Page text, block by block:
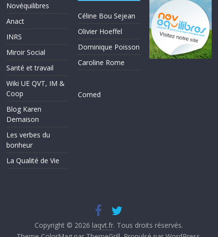
Novéquilibres
Anact
INRS
Miroir Social
Santé et travail
Wiki UE QVT, IM &
Coop
Blog Karen
Demaison
Les verbes du
bonheur
La Qualité de Vie
Céline Bou Sejean
Olivier Hoeffel
Dominique Poisson
Caroline Rome
Comed
Copyright © 2026 laqvt.fr. Tous droits réservés.